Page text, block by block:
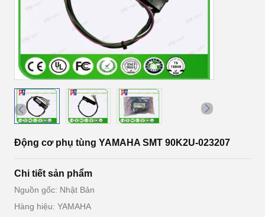
Động cơ phụ tùng YAMAHA SMT 90K2U-023207
Chi tiết sản phẩm
Nguồn gốc: Nhật Bản
Hàng hiệu: YAMAHA